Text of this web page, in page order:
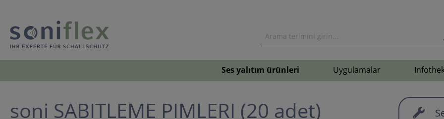
Ses yalıtım ürünleri Uygulamalar
soni SABITLEME PIMLERI (20 adet)